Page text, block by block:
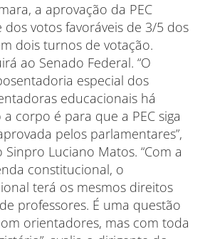
a aprovação da PEC
votos favoráveis de 3/5 dos
dois turnos de votação.
ao Senado Federal. “O
especial dos
educacionais há
corpo é para que a PEC siga
pelos parlamentares”,
Luciano Matos. “Com a
constitucional, o
terá os mesmos direitos
professores. É uma questão
orientadores, mas com toda